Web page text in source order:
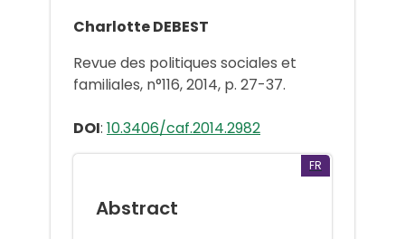
Charlotte DEBEST
Revue des politiques sociales et
familiales, n°116, 2014, p. 27-37.
DOI: 10.3406/caf.2014.2982
FR
Abstract